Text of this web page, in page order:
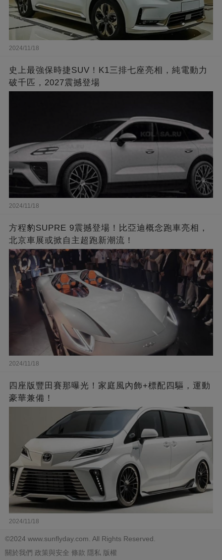
2024/11/18
史上最強保時捷SUV！K1三排七座亮相，純電動力
破千匹，2027震撼登場
2024/11/18
方程豹SUPRE 9震撼登場！比亞迪概念跑車亮相，
北京車展或掀自主超跑新潮流！
2024/11/18
四座版豐田賽那曝光！家庭風內飾+標配四驅，運動
豪華兼備！
2024/11/18
©2024 www.sunflyday.com. All Rights Reserved.
關於我們 政策與安全 條款 隱私 版權